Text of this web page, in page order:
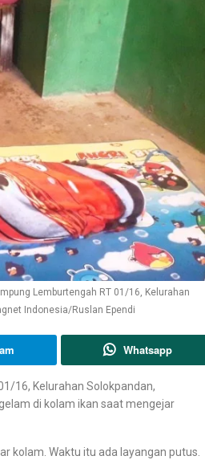
Lemburtengah RT 01/16, Kelurahan
Indonesia/Ruslan Ependi
Whatsapp
16, Kelurahan Solokpandan,
di kolam ikan saat mengejar
kolam. Waktu itu ada layangan putus.